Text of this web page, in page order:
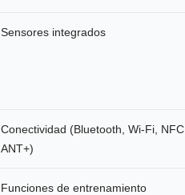
Sensores integrados
Conectividad (Bluetooth, Wi-Fi, NFC,
ANT+)
Funciones de entrenamiento